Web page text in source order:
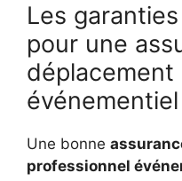
Les
pour une
événementiel
Une bonne
professionnel